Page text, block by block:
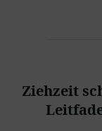
Ziehzeit